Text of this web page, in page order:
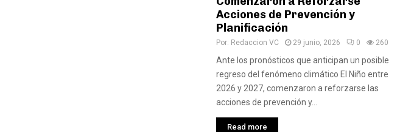
Acciones de Prevención y
Planificación
Por: Redaccion VC 29 junio, 2026 0 260
Ante los pronósticos que anticipan un posible
regreso del fenómeno climático El Niño entre
2026 y 2027, comenzaron a reforzarse las
acciones de prevención y...
Read more